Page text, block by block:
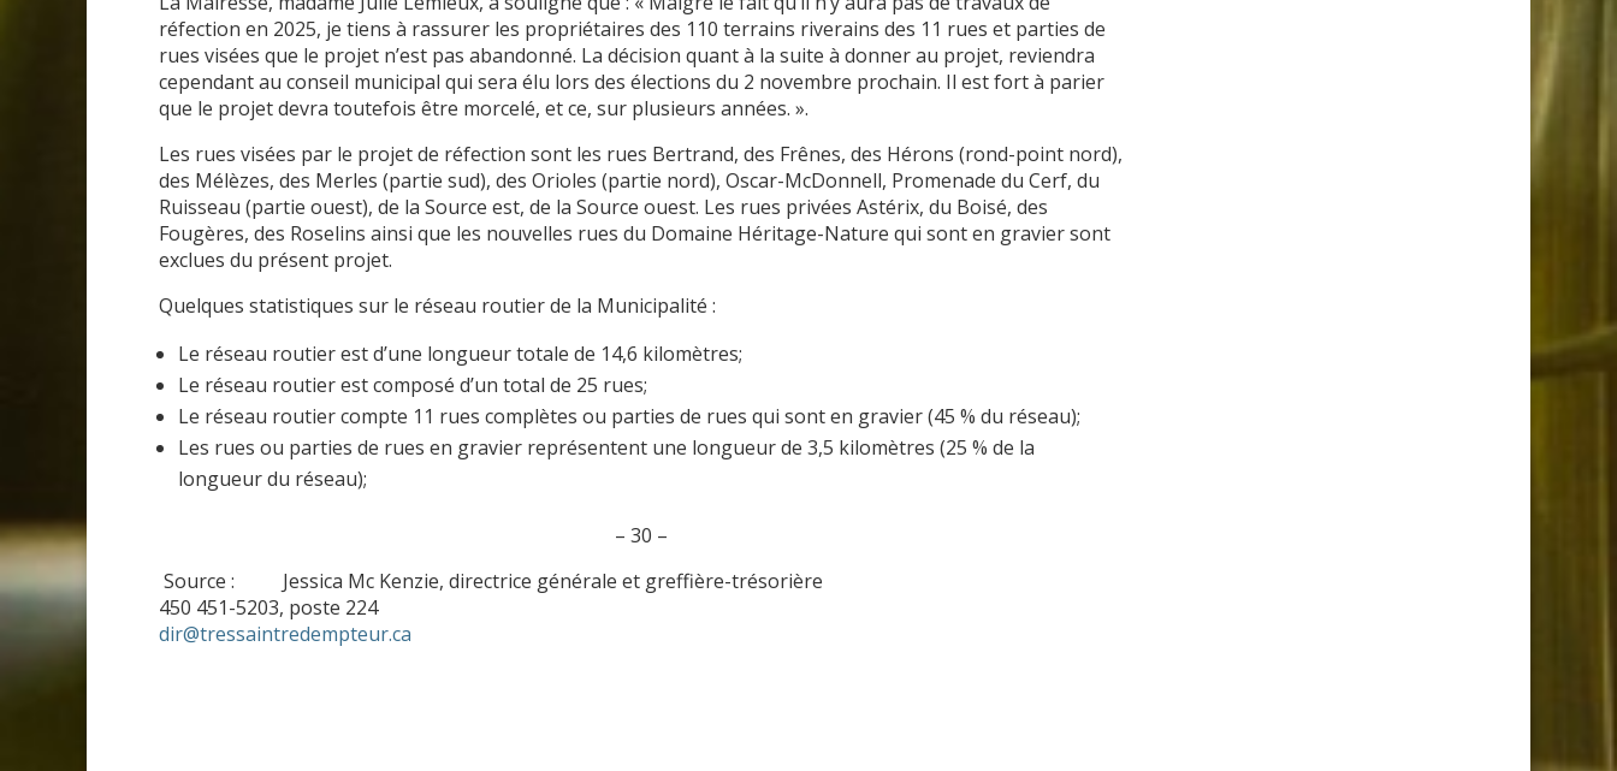
réfection en 2025, je tiens à rassurer les propriétaires des 110 terrains riverains des 11 rues et parties de
rues visées que le projet n’est pas abandonné. La décision quant à la suite à donner au projet, reviendra
cependant au conseil municipal qui sera élu lors des élections du 2 novembre prochain. Il est fort à parier
que le projet devra toutefois être morcelé, et ce, sur plusieurs années. ».
Les rues visées par le projet de réfection sont les rues Bertrand, des Frênes, des Hérons (rond-point nord),
des Mélèzes, des Merles (partie sud), des Orioles (partie nord), Oscar-McDonnell, Promenade du Cerf, du
Ruisseau (partie ouest), de la Source est, de la Source ouest. Les rues privées Astérix, du Boisé, des
Fougères, des Roselins ainsi que les nouvelles rues du Domaine Héritage-Nature qui sont en gravier sont
exclues du présent projet.
Quelques statistiques sur le réseau routier de la Municipalité :
Le réseau routier est d’une longueur totale de 14,6 kilomètres;
Le réseau routier est composé d’un total de 25 rues;
Le réseau routier compte 11 rues complètes ou parties de rues qui sont en gravier (45 % du réseau);
Les rues ou parties de rues en gravier représentent une longueur de 3,5 kilomètres (25 % de la
longueur du réseau);
– 30 –
Source : Jessica Mc Kenzie, directrice générale et greffière-trésorière
450 451-5203, poste 224
dir@tressaintredempteur.ca